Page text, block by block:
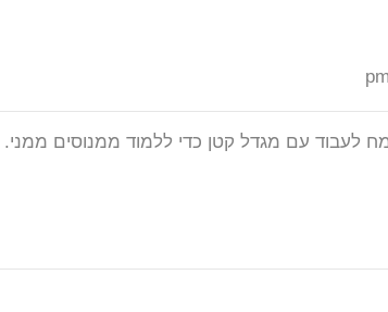
לעבוד עם מגדל קטן כדי ללמוד ממנוסים ממני.